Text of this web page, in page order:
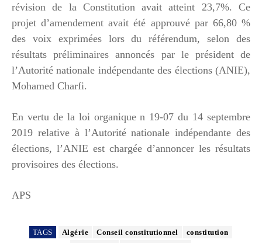
révision de la Constitution avait atteint 23,7%. Ce
projet d’amendement avait été approuvé par 66,80 %
des voix exprimées lors du référendum, selon des
résultats préliminaires annoncés par le président de
l’Autorité nationale indépendante des élections (ANIE),
Mohamed Charfi.
En vertu de la loi organique n 19-07 du 14 septembre
2019 relative à l’Autorité nationale indépendante des
élections, l’ANIE est chargée d’annoncer les résultats
provisoires des élections.
APS
TAGS Algérie Conseil constitutionnel
constitution